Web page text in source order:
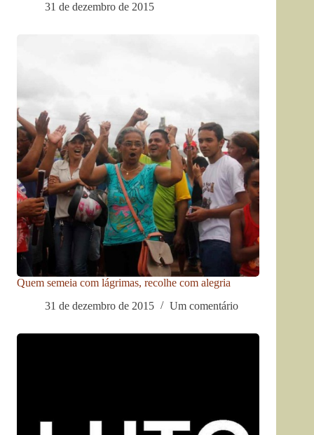
31 de dezembro de 2015
Quem semeia com lágrimas, recolhe com alegria
31 de dezembro de 2015
Um comentário